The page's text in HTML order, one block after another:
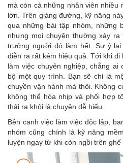
mà còn cả những nhân viên nhiều
lớn. Trên giảng đường, kỹ năng
qua những bài tập nhóm, những
nhưng mọi chuyện thường xảy
trưởng người đó làm hết. Sự ỷ
diễn ra rất kém hiệu quả. Tới khi
làm việc chuyên nghiệp, chẳng
bộ một quy trình. Bạn sẽ chỉ là
chuyền vận hành mà thôi. Không
không thể hòa nhịp và phối hợp
thải ra khỏi là chuyện dễ hiểu.
Bên cạnh việc làm việc độc lập,
nhóm cũng chính là kỹ năng
luyện ngay từ khi còn ngồi trên ghế